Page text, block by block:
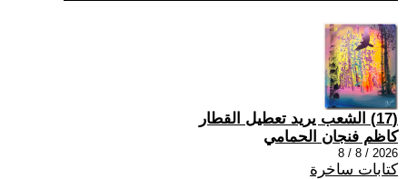
(17) الشعب يريد تعطيل القطار
كاظم فنجان الحمامي
2026 / 8 / 8
كتابات ساخرة